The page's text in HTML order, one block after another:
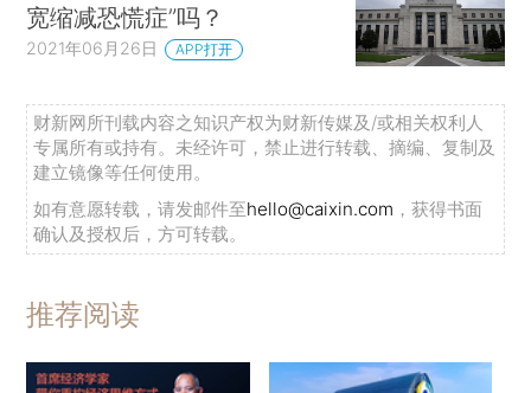
宽缩减恐慌症”吗？
2021年06月26日 APP打开
财新网所刊载内容之知识产权为财新传媒及/或相关权利人
专属所有或持有。未经许可，禁止进行转载、摘编、复制及
建立镜像等任何使用。
如有意愿转载，请发邮件至hello@caixin.com ，获得书面
确认及授权后，方可转载。
推荐阅读